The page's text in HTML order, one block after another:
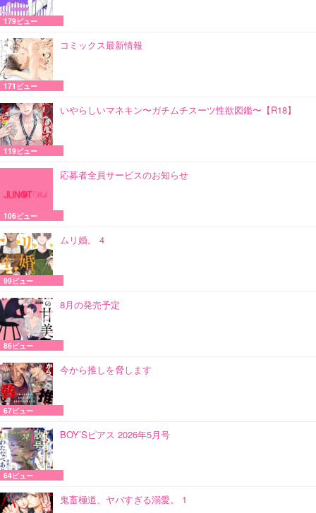
179ビュー
コミックス最新情報
171ビュー
いやらしいマネキン〜ガチムチスーツ性欲図鑑〜【R18】
119ビュー
応募者全員サービスのお知らせ
106ビュー
ムリ婚。 4
99ビュー
8月の発売予定
86ビュー
今から推しを脅します
67ビュー
BOY’Sピアス 2026年5月号
64ビュー
鬼畜極道、ヤバすぎる溺愛。 1